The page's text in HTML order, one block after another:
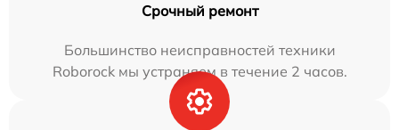
Срочный ремонт
Большинство неисправностей техники
Roborock мы устраняем в течение 2 часов.